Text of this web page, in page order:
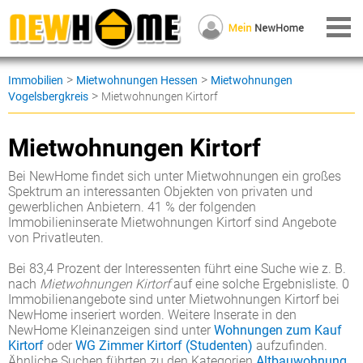
Immobilien > Mietwohnungen Hessen > Mietwohnungen
Vogelsbergkreis > Mietwohnungen Kirtorf
Mietwohnungen Kirtorf
Bei NewHome findet sich unter Mietwohnungen ein großes
Spektrum an interessanten Objekten von privaten und
gewerblichen Anbietern. 41 % der folgenden
Immobilieninserate Mietwohnungen Kirtorf sind Angebote
von Privatleuten.
Bei 83,4 Prozent der Interessenten führt eine Suche wie z. B.
nach Mietwohnungen Kirtorfauf eine solche Ergebnisliste. 0
Immobilienangebote sind unter Mietwohnungen Kirtorf bei
NewHome inseriert worden. Weitere Inserate in den
NewHome Kleinanzeigen sind unter Wohnungen zum Kauf
Kirtorf oder WG Zimmer Kirtorf (Studenten) aufzufinden.